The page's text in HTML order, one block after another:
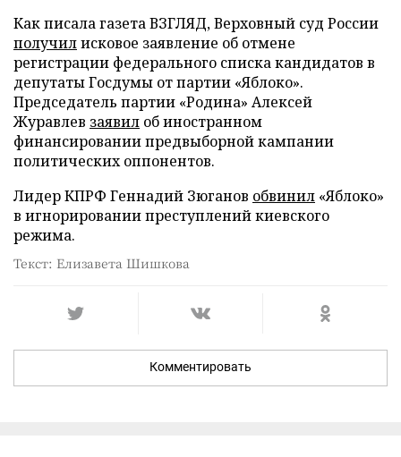
Как писала газета ВЗГЛЯД, Верховный суд России
получилисковое заявление об отмене
регистрации федерального списка кандидатов в
депутаты Госдумы от партии «Яблоко».
Председатель партии «Родина» Алексей
Журавлев заявил об иностранном
финансировании предвыборной кампании
политических оппонентов.
Лидер КПРФ Геннадий Зюганов обвинил «Яблоко»
в игнорировании преступлений киевского
режима.
Текст: Елизавета Шишкова
Комментировать